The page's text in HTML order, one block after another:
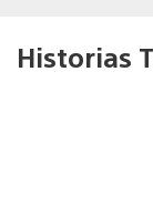
Historias